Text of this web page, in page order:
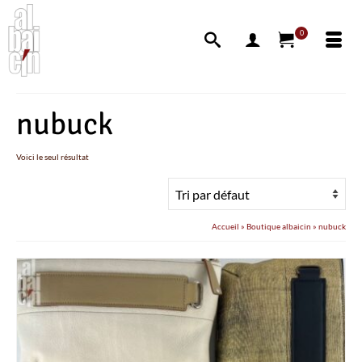
0
nubuck
Voici le seul résultat
Accueil » Boutique albaicin » nubuck